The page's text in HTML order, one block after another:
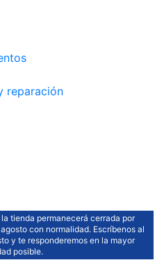
reparación
la tienda permanecerá cerrada por
con normalidad. Escríbenos al
y te responderemos en la mayor
posible.